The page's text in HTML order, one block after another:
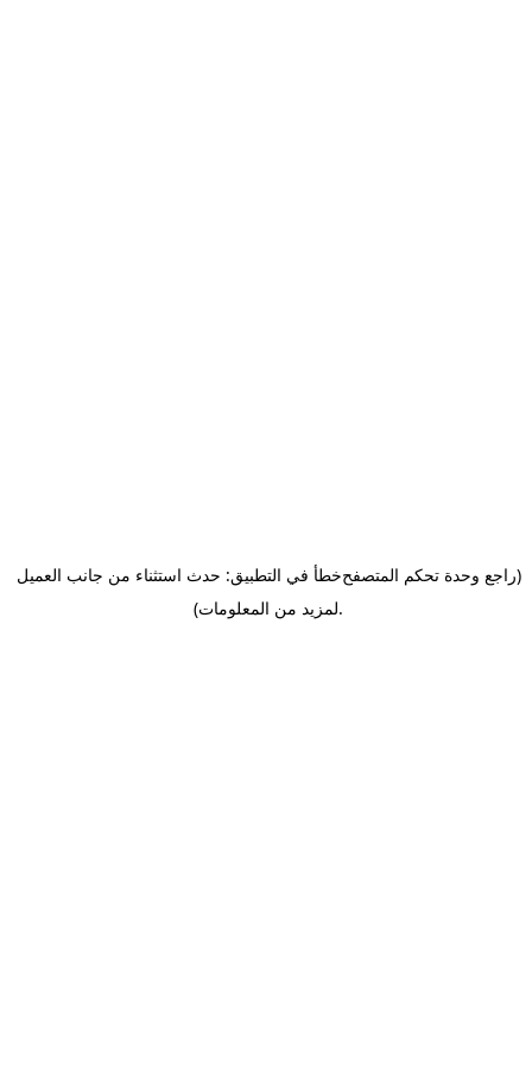
خطأ في التطبيق: حدث استثناء من جانب العميل(راجع وحدة تحكم المتصفح
لمزيد من المعلومات).